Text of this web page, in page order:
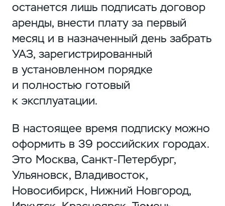
останется лишь подписать договор
аренды, внести плату за первый
месяц и в назначенный день забрать
УАЗ, зарегистрированный
в установленном порядке
и полностью готовый
к эксплуатации.
В настоящее время подписку можно
оформить в 39 российских городах.
Это Москва, Санкт-Петербург,
Ульяновск, Владивосток,
Новосибирск, Нижний Новгород,